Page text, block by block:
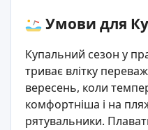
Умови для
Купальний сезон у
триває влітку
вересень, коли
комфортніша і на
рятувальники.